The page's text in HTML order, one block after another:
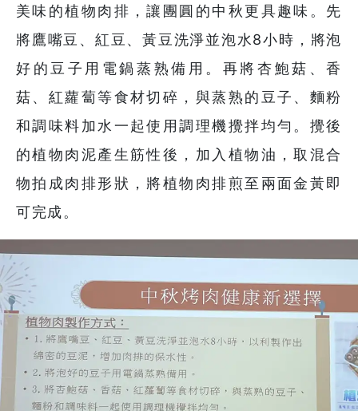
美味的植物肉排，讓團圓的中秋更具趣味。先
將鷹嘴豆、紅豆、黃豆洗淨並泡水8小時，將泡
好的豆子用電鍋蒸熟備用。再將杏鮑菇、香
菇、紅蘿蔔等食材切碎，與蒸熟的豆子、麵粉
和調味料加水一起使用調理機攪拌均勻。攪後
的植物肉泥產生筋性後，加入植物油，取混合
物拍成肉排形狀，將植物肉排煎至兩面金黃即
可完成。